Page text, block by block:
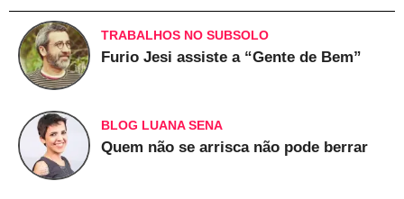
TRABALHOS NO SUBSOLO
Furio Jesi assiste a “Gente de Bem”
BLOG LUANA SENA
Quem não se arrisca não pode berrar